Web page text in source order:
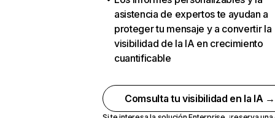
asistencia de expertos te ayudan a
proteger tu mensaje y a convertir la
visibilidad de la IA en crecimiento
cuantificable
Comsulta tu visibilidad en la IA →